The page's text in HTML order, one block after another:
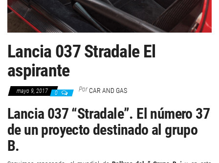
Lancia 037 Stradale El
aspirante
mayo 9, 2017 0 Por CAR AND GAS
Lancia 037 “Stradale”. El número 37
de un proyecto destinado al grupo
B.